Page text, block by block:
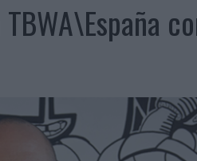
EN EL ORIGEN BARCELONÉS
DE MARCA EN IBIZA
LA CREATIVIDAD DE LAS MARCAS